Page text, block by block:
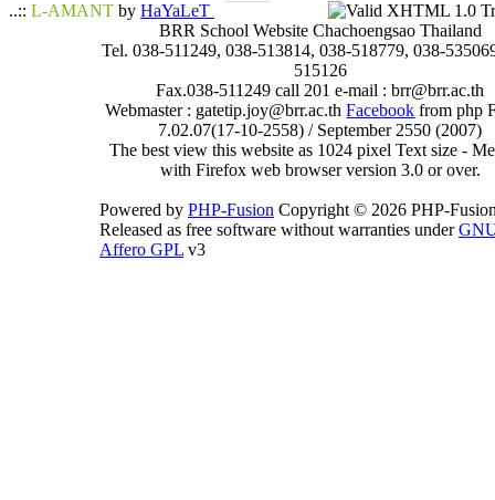
..:: L-AMANT by HaYaLeT
BRR School Website Chachoengsao Thailand
Tel. 038-511249, 038-513814, 038-518779, 038-
515126
Fax.038-511249 call 201 e-mail : brr@brr.ac.th
Webmaster : gatetip.joy@brr.ac.thFacebook from php
7.02.07(17-10-2558) / September 2550 (2007)
The best view this website as 1024 pixel Text size -
with Firefox web browser version 3.0 or over.
Powered by PHP-Fusion Copyright © 2026 PHP-
Released as free software without warranties under
Affero GPL v3